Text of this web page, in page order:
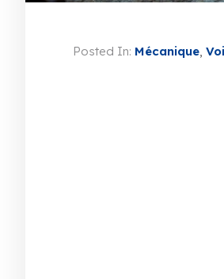
Posted In: Mécanique,